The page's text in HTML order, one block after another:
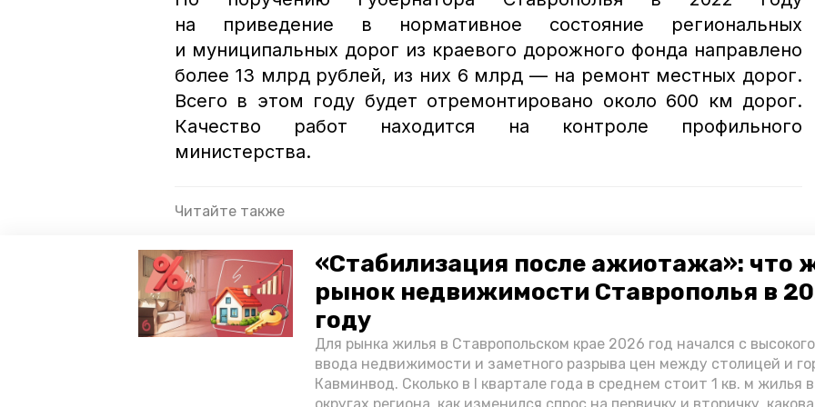
«Стабилизация после ажиотажа»: что
рынок недвижимости Ставрополья в
году
Для рынка жилья в Ставропольском крае 2026 год начался с
ввода недвижимости и заметного разрыва цен между столицей и
Кавминвод. Сколько в I квартале года в среднем стоит 1 кв. м жилья
на приведение в нормативное состояние региональных
и муниципальных дорог из краевого дорожного фонда направлено
более 13 млрд рублей, из них 6 млрд — на ремонт местных дорог.
Всего в этом году будет отремонтировано около 600 км дорог.
Качество работ находится на контроле профильного
министерства.
Читайте также
По поручению губернатора Ставрополья в Предгорном округе реконструируют
дорогу
поручение главы края губернатор владимир владимиров ремонт дорог
госпрограмма развитие транспортной системы центральная улица